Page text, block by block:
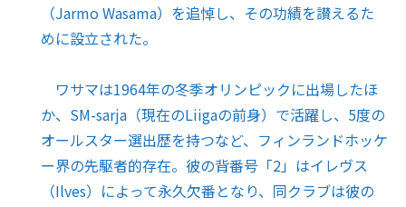
（Jarmo Wasama）を追悼し、その功績を讃えるた
めに設立された。
ワサマは1964年の冬季オリンピックに出場したほ
か、SM-sarja（現在のLiigaの前身）で活躍し、5度の
オールスター選出歴を持つなど、フィンランドホッケ
ー界の先駆者的存在。彼の背番号「2」はイレヴス
（Ilves）によって永久欠番となり、同クラブは彼の